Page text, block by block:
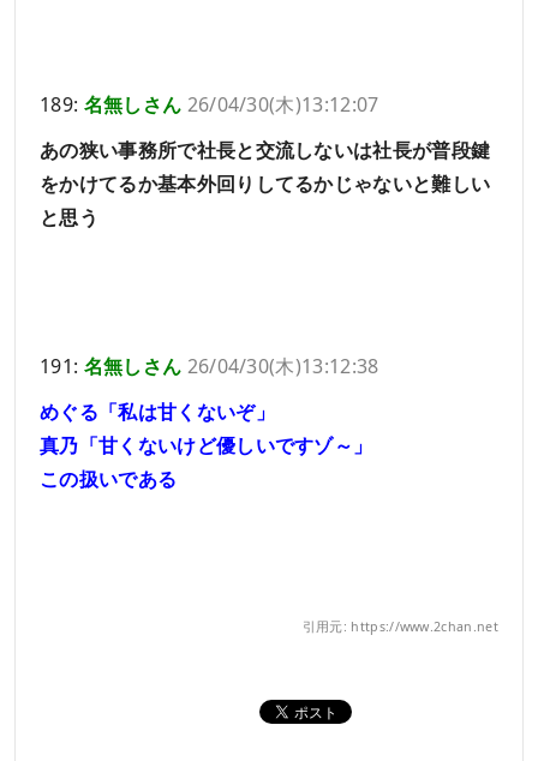
189: 名無しさん 26/04/30(木)13:12:07
あの狭い事務所で社長と交流しないは社長が普段鍵
をかけてるか基本外回りしてるかじゃないと難しい
と思う
191: 名無しさん 26/04/30(木)13:12:38
めぐる「私は甘くないぞ」
真乃「甘くないけど優しいですゾ～」
この扱いである
引用元: https://www.2chan.net